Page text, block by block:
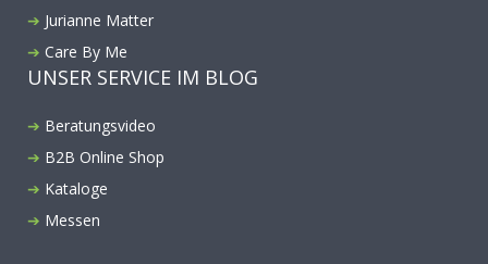
Jurianne Matter
Care By Me
UNSER SERVICE IM BLOG
Beratungsvideo
B2B Online Shop
Kataloge
Messen